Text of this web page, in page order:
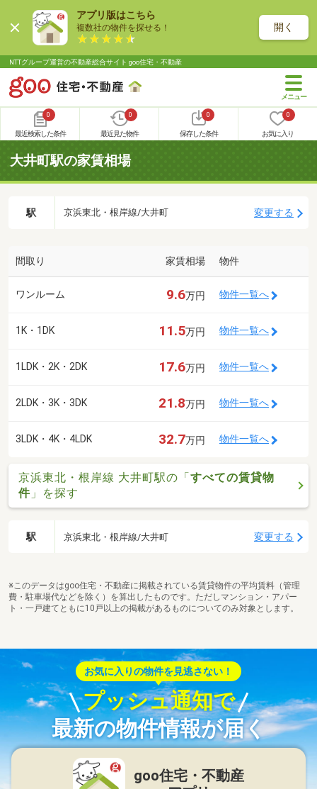
アプリ版はこちら
複数社の物件を探せる！ 開く
NTTグループ運営の不動産総合サイト goo住宅・不動産
0
最近検索した条件
0
最近見た物件
0
保存した条件
0
お気に入り
大井町駅の家賃相場
駅 京浜東北・根岸線/大井町 変更する
間取り 家賃相場 物件
ワンルーム 9.6万円 物件一覧へ
1K・1DK 11.5万円 物件一覧へ
1LDK・2K・2DK 17.6万円 物件一覧へ
2LDK・3K・3DK 21.8万円 物件一覧へ
3LDK・4K・4LDK 32.7万円 物件一覧へ
京浜東北・根岸線 大井町駅の「すべての賃貸物
件 」を探す
駅 京浜東北・根岸線/大井町 変更する
※このデータはgoo住宅・不動産に掲載されている賃貸物件の平均賃料（管理
費・駐車場代などを除く）を算出したものです。ただしマンション・アパー
ト・一戸建てともに10戸以上の掲載があるものについてのみ対象とします。
お気に入りの物件を見逃さない！
プッシュ通知で
最新の物件情報が届く
goo住宅・不動産